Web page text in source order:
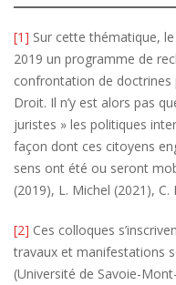
[1] Sur cette thématique,
2019 un programme de
confrontation de doctrines
Droit. Il n’y est alors pas
juristes » les politiques
façon dont ces citoyens
sens ont été ou seront
(2019), L. Michel (2021),
[2] Ces colloques
travaux et manifestations
(Université de Savoie-